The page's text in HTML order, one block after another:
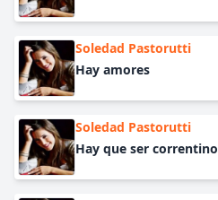
Soledad Pastorutti
Hay amores
Soledad Pastorutti
Hay que ser correntino